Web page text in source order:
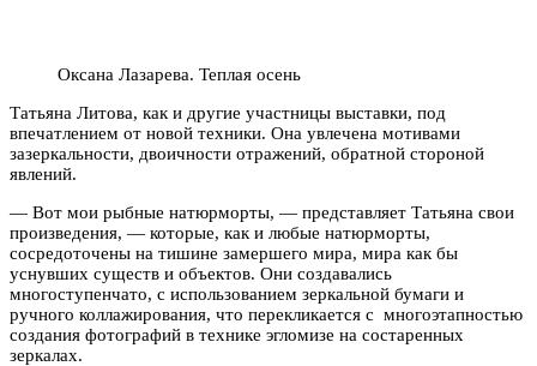
Оксана Лазарева. Теплая осень
Татьяна Литова, как и другие участницы выставки, под
впечатлением от новой техники. Она увлечена мотивами
зазеркальности, двоичности отражений, обратной стороной
явлений.
— Вот мои рыбные натюрморты, — представляет Татьяна свои
произведения, — которые, как и любые натюрморты,
сосредоточены на тишине замершего мира, мира как бы
уснувших существ и объектов. Они создавались
многоступенчато, с использованием зеркальной бумаги и
ручного коллажирования, что перекликается с многоэтапностью
создания фотографий в технике эгломизе на состаренных
зеркалах.